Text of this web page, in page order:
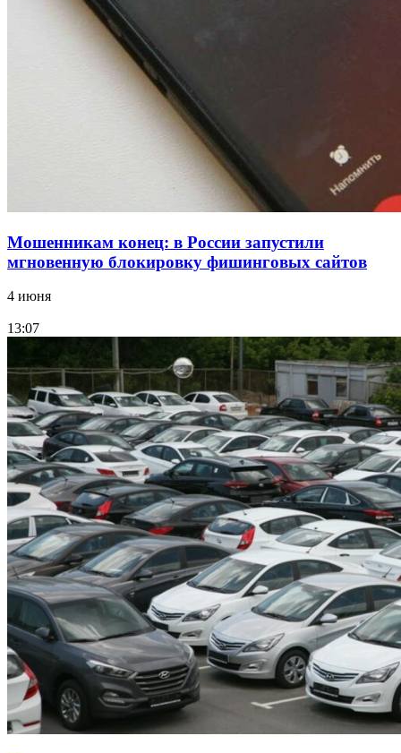
Волгоградские компании нарастили экспорт:
заключены контракты на 3,6 млн долларов
Мошенникам конец: в России запустили
мгновенную блокировку фишинговых сайтов
4 июня
13:07